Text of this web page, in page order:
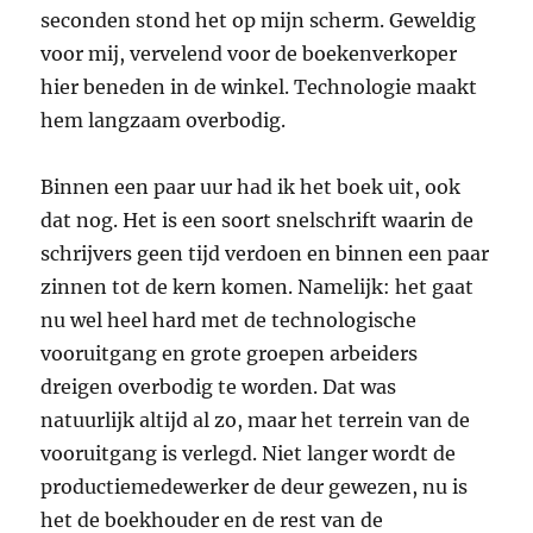
seconden stond het op mijn scherm. Geweldig
voor mij, vervelend voor de boekenverkoper
hier beneden in de winkel. Technologie maakt
hem langzaam overbodig.
Binnen een paar uur had ik het boek uit, ook
dat nog. Het is een soort snelschrift waarin de
schrijvers geen tijd verdoen en binnen een paar
zinnen tot de kern komen. Namelijk: het gaat
nu wel heel hard met de technologische
vooruitgang en grote groepen arbeiders
dreigen overbodig te worden. Dat was
natuurlijk altijd al zo, maar het terrein van de
vooruitgang is verlegd. Niet langer wordt de
productiemedewerker de deur gewezen, nu is
het de boekhouder en de rest van de